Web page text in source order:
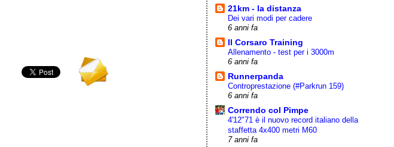
21km - la distanza
Dei vari modi per cadere
6 anni fa
Il Corsaro Training
Allenamento - test per i 3000m
6 anni fa
Runnerpanda
Controprestazione (#Parkrun 159)
6 anni fa
Correndo col Pimpe
4'12"71 è il nuovo record italiano della
staffetta 4x400 metri M60
7 anni fa